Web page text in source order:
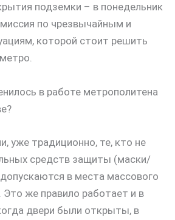
подземки – в понедельник
по чрезвычайным и
которой стоит решить
в работе метрополитена
уже традиционно, те, кто не
средств защиты (маски/
в места массового
Это же правило работает и в
двери были открыты, в